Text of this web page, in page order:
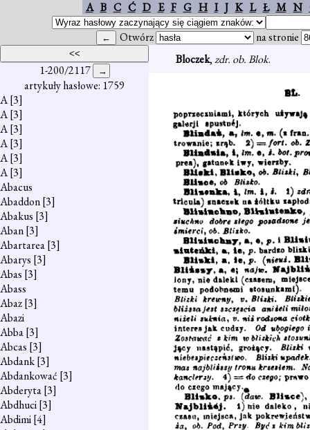
A B C Ć D E F G H I J K L Ł M N
Otwórz na stronie
1-200/2117
artykuły hasłowe: 1759
A[3]
A[3]
A[3]
A[3]
A[3]
A[3]
Abacus
Abaddon[3]
Abakus [3]
Aban[3]
Abartarea[3]
Abarys [3]
Abas [3]
Abass
Abaz[3]
Abazi
Abba[3]
Abcas [3]
Abdank[3]
Abdankować [3]
Abderyta[3]
Abdhuci[3]
Abdimi[4]
Bloczek,zdr. ob. Blok.